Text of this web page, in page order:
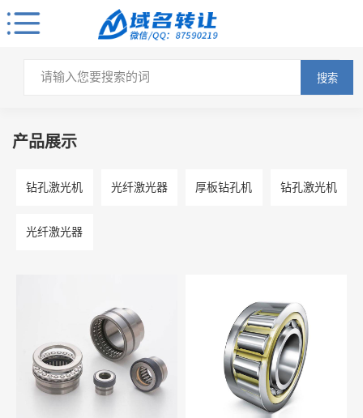
搜索
产品展示
钻孔激光机 光纤激光器 厚板钻孔机 钻孔激光机
光纤激光器